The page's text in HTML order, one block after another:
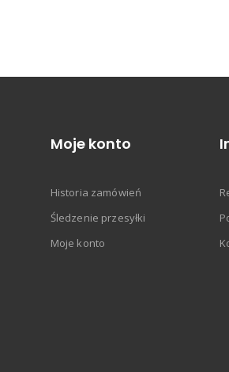
Moje konto
Historia zamówień
Śledzenie przesyłki
Moje konto